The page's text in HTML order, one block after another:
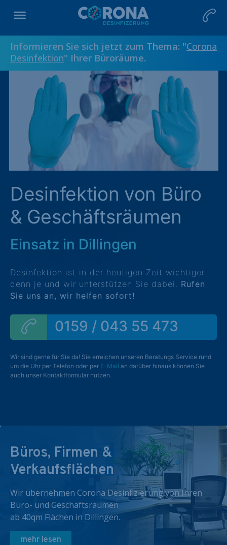
Informieren Sie sich jetzt zum Thema: "Corona
Desinfektion" Ihrer Büroräume.
Desinfektion von Büro
& Geschäftsräumen
Einsatz in Dillingen
Desinfektion ist in der heutigen Zeit wichtiger
denn je und wir unterstützen Sie dabei. Rufen
Sie uns an, wir helfen sofort!
0159 / 043 55 473
Wir sind gerne für Sie da! Sie erreichen unseren Beratungs Service rund
um die Uhr per Telefon oder per E-Mail an darüber hinaus können Sie
auch unser Kontaktformular nutzen.
Büros, Firmen &
Verkaufsflächen
Wir übernehmen Corona Desinfizierung von Ihren
Büro- und Geschäftsräumen
ab 40qm Flächen in Dillingen.
mehr lesen